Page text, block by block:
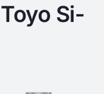
Si-